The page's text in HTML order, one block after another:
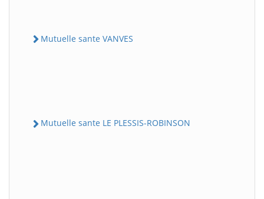
Mutuelle sante VANVES
Mutuelle sante LE PLESSIS-ROBINSON